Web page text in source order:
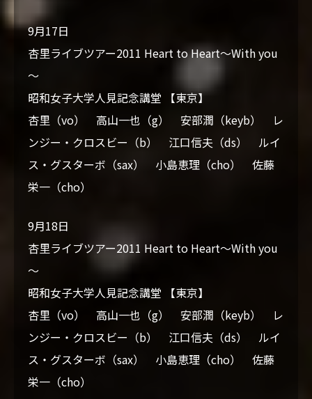
9月17日
杏里ライブツアー2011 Heart to Heart～With you
～
昭和女子大学人見記念講堂 【東京】
杏里（vo） 高山一也（g） 安部潤（keyb） レ
ンジー・クロスビー（b） 江口信夫（ds） ルイ
ス・グスターボ（sax） 小島恵理（cho） 佐藤
栄一（cho）
9月18日
杏里ライブツアー2011 Heart to Heart～With you
～
昭和女子大学人見記念講堂 【東京】
杏里（vo） 高山一也（g） 安部潤（keyb） レ
ンジー・クロスビー（b） 江口信夫（ds） ルイ
ス・グスターボ（sax） 小島恵理（cho） 佐藤
栄一（cho）